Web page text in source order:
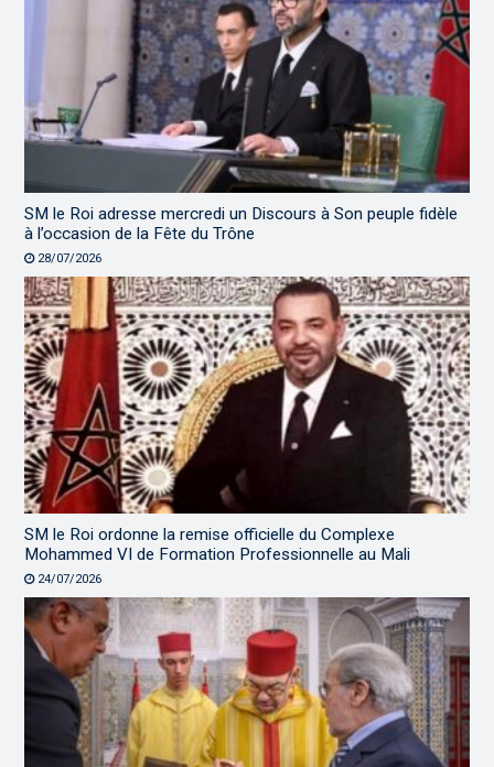
SM le Roi adresse mercredi un Discours à Son peuple fidèle
à l’occasion de la Fête du Trône
28/07/2026
SM le Roi ordonne la remise officielle du Complexe
Mohammed VI de Formation Professionnelle au Mali
24/07/2026